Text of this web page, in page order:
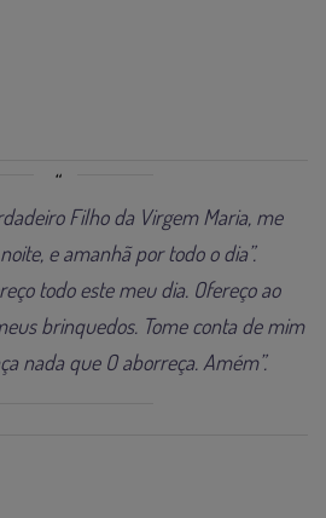
Filho da Virgem Maria, me
e amanhã por todo o dia”.
todo este meu dia. Ofereço ao
brinquedos. Tome conta de mim
nada que O aborreça. Amém”.